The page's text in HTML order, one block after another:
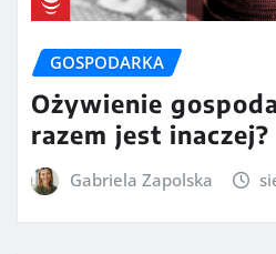
GOSPODARKA
Ożywienie
razem jest inaczej?
Gabriela Zapolska